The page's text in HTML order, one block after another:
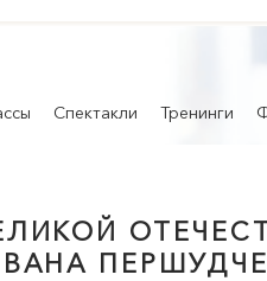
Спектакли Тренинги